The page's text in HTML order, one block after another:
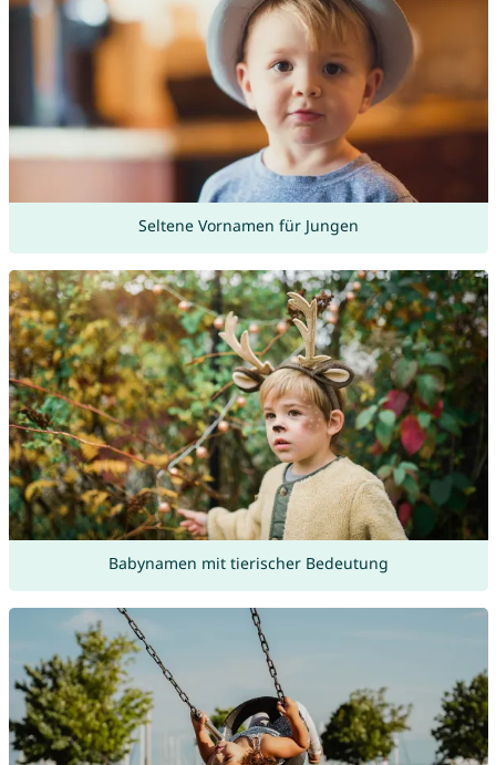
Seltene Vornamen für Jungen
Babynamen mit tierischer Bedeutung